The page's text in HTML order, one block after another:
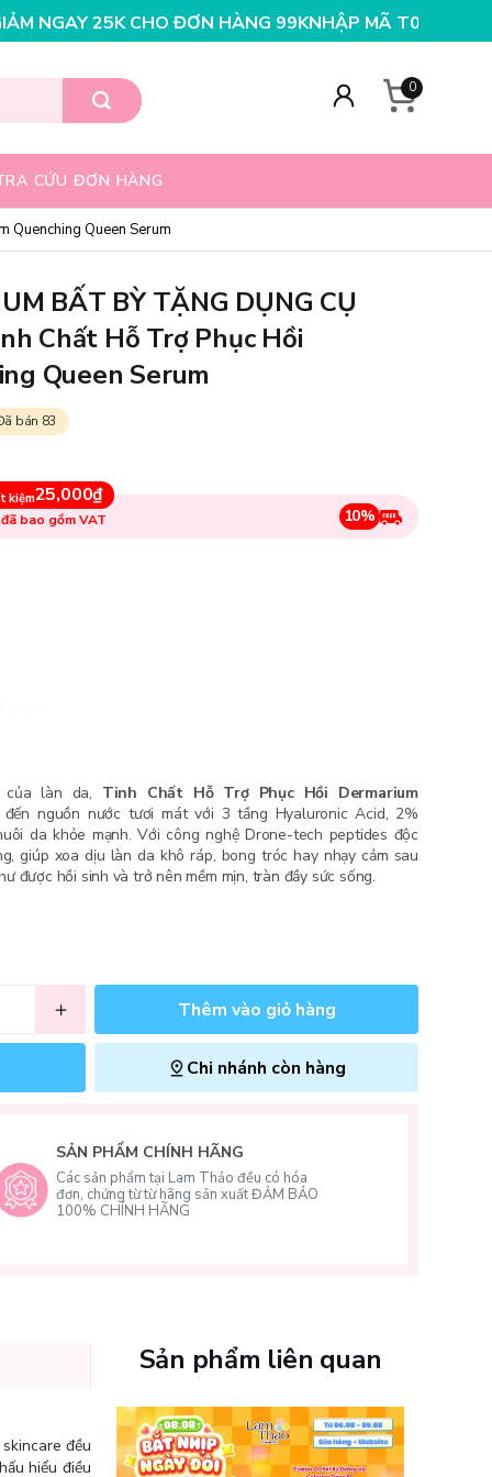
199KNHẬP MÃ T08FS25K - GIẢM NGAY 25K CHO
0
CỨU ĐƠN HÀNG
Quenching Queen Serum
BẤT BỲ TẶNG DỤNG CỤ
Chất Hỗ Trợ Phục Hồi
Queen Serum
bán 83
kiệm25,000₫
bao gồm VAT
10%
của làn da, Tinh Chất Hỗ Trợ Phục Hồi Dermarium
nguồn nước tươi mát với 3 tầng Hyaluronic Acid, 2%
da khỏe mạnh. Với công nghệ Drone-tech peptides độc
giúp xoa dịu làn da khô ráp, bong tróc hay nhạy cảm sau
được hồi sinh và trở nên mềm mịn, tràn đầy sức sống.
Thêm vào giỏ hàng
Chi nhánh còn hàng
SẢN PHẨM CHÍNH HÃNG
Các sản phẩm tại Lam Thảo đều có hóa
đơn, chứng từ từ hãng sản xuất ĐẢM BẢO
100% CHÍNH HÃNG
đều
hiểu điều
Sản phẩm liên quan